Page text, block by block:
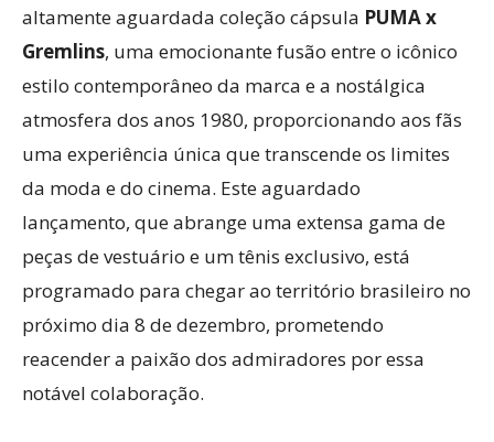
altamente aguardada coleção cápsula PUMA x
Gremlins, uma emocionante fusão entre o icônico
estilo contemporâneo da marca e a nostálgica
atmosfera dos anos 1980, proporcionando aos fãs
uma experiência única que transcende os limites
da moda e do cinema. Este aguardado
lançamento, que abrange uma extensa gama de
peças de vestuário e um tênis exclusivo, está
programado para chegar ao território brasileiro no
próximo dia 8 de dezembro, prometendo
reacender a paixão dos admiradores por essa
notável colaboração.